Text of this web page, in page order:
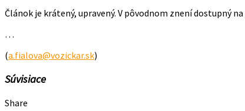
Článok je krátený, upravený. V pôvodnom znení dostupný na
…
(a.fialova@vozickar.sk)
Súvisiace
Share